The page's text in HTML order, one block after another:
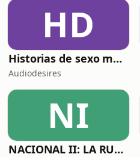
HD
Historias de sexo muy intensas y calientes
Audiodesires
NI
NACIONAL II: LA RUTA DEL EXILIO